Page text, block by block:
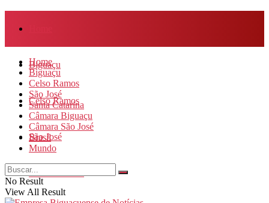
Biguaçu
Celso Ramos
São José
Santa Catarina
Home
Biguaçu
Celso Ramos
São José
Santa Catarina
Câmara Biguaçu
Câmara São José
Brasil
Mundo
No Result
View All Result